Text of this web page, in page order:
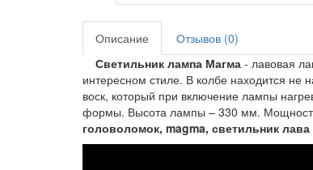
Описание
Отзывов (0)
Светильник лампа Магма - лавовая
интересном стиле. В колбе находится не
воск, который при включение лампы
формы. Высота лампы – 330 мм.
головоломок, magma, светильник лава